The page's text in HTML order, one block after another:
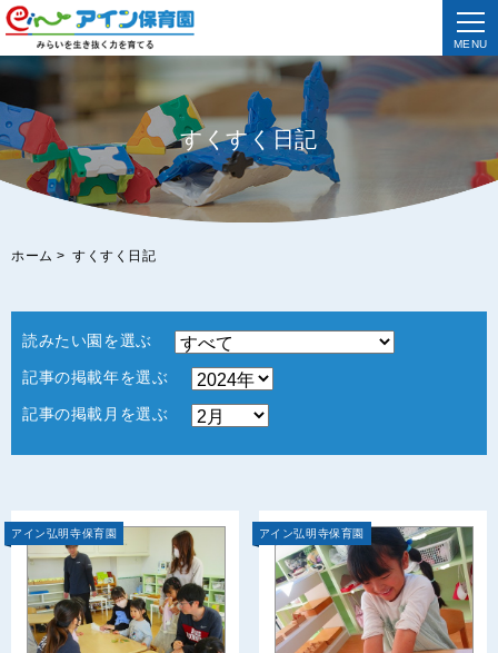
MENU
すくすく日記
ホーム > すくすく日記
読みたい園を選ぶ
記事の掲載年を選ぶ
記事の掲載月を選ぶ
アイン弘明寺保育園 アイン弘明寺保育園